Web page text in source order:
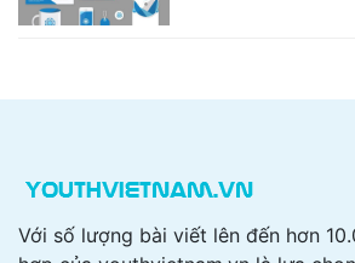
Với số lượng bài viết lên đến hơn